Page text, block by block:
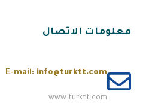
معلومات الاتصال
E-mail: info@turktt.com
www.turktt.com